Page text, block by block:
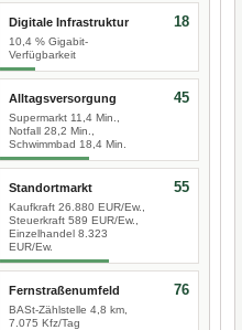
Digitale Infrastruktur
10,4 % Gigabit-
Verfügbarkeit
18
Alltagsversorgung
Supermarkt 11,4 Min.,
Notfall 28,2 Min.,
Schwimmbad 18,4 Min.
45
Standortmarkt
Kaufkraft 26.880 EUR/Ew.,
Steuerkraft 589 EUR/Ew.,
Einzelhandel 8.323
EUR/Ew.
55
Fernstraßenumfeld
BASt-Zählstelle 4,8 km,
7.075 Kfz/Tag
76